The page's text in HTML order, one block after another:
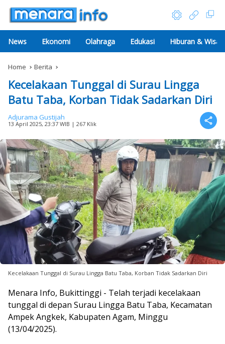
News Ekonomi Olahraga Edukasi Hiburan &
Home Berita
Kecelakaan Tunggal di Surau Lingga
Batu Taba, Korban Tidak Sadarkan Diri
Adjurama Gustijah
13 April 2025, 23:37 WIB | 267 Klik
Kecelakaan Tunggal di Surau Lingga Batu Taba, Korban Tidak Sadarkan Diri
Menara Info, Bukittinggi - Telah terjadi kecelakaan
tunggal di depan Surau Lingga Batu Taba, Kecamatan
Ampek Angkek, Kabupaten Agam, Minggu
(13/04/2025).